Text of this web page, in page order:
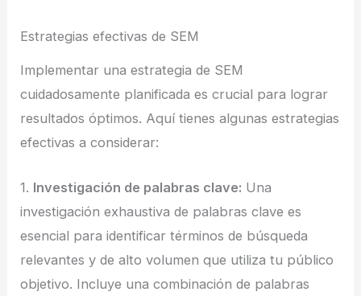
Estrategias efectivas de SEM
Implementar una estrategia de SEM
cuidadosamente planificada es crucial para lograr
resultados óptimos. Aquí tienes algunas estrategias
efectivas a considerar:
1. Investigación de palabras clave: Una
investigación exhaustiva de palabras clave es
esencial para identificar términos de búsqueda
relevantes y de alto volumen que utiliza tu público
objetivo. Incluye una combinación de palabras